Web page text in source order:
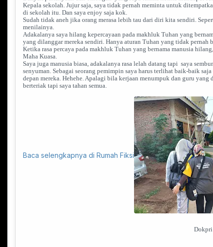
Kepala sekolah. Jujur saja, saya tidak pernah meminta untuk
di sekolah itu. Dan saya enjoy saja kok.
Sudah tidak aneh jika orang merasa lebih tau dari diri kita sendiri.
menilainya.
Adakalanya saya hilang kepercayaan pada makhluk Tuhan yang
yang dilanggar mereka sendiri. Hanya aturan Tuhan yang tidak pernah
Ketika rasa percaya pada makhluk Tuhan yang bernama manusia
Maha Kuasa.
Saya juga manusia biasa, adakalanya rasa lelah datang tapi saya
senyuman. Sebagai seorang pemimpin saya harus terlihat baik-baik
depan mereka. Hehehe. Apalagi bila kerjaan menumpuk dan guru
berteriak tapi saya tahan semua.
Dokpri